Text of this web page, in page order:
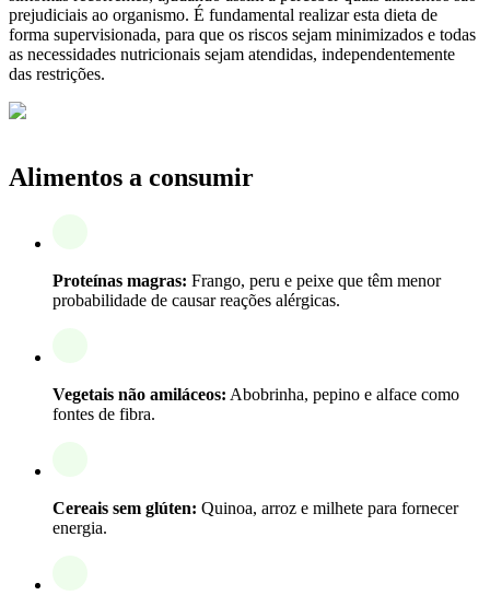
prejudiciais ao organismo. É fundamental realizar esta dieta de
forma supervisionada, para que os riscos sejam minimizados e todas
as necessidades nutricionais sejam atendidas, independentemente
das restrições.
Alimentos a consumir
Proteínas magras: Frango, peru e peixe que têm menor
probabilidade de causar reações alérgicas.
Vegetais não amiláceos: Abobrinha, pepino e alface como
fontes de fibra.
Cereais sem glúten: Quinoa, arroz e milhete para fornecer
energia.